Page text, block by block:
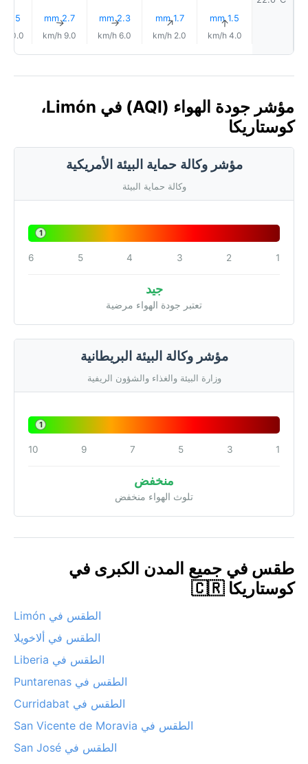
1.5 mm
↑
4.0 km/h
1.7 mm
↑
2.0 km/h
2.3 mm
↑
6.0 km/h
2.7 mm
↑
9.0 km/h
2.5 mm
10.0 km/h
مؤشر جودة الهواء (AQI) في Limón،
كوستاريكا
مؤشر وكالة حماية البيئة الأمريكية
وكالة حماية البيئة
1
1
2
3
4
5
6
جيد
تعتبر جودة الهواء مرضية
مؤشر وكالة البيئة البريطانية
وزارة البيئة والغذاء والشؤون الريفية
1
1
3
5
7
9
10
منخفض
تلوث الهواء منخفض
طقس في جميع المدن الكبرى في
كوستاريكا 🇨🇷
الطقس في Limón
الطقس في ألاخويلا
الطقس في Liberia
الطقس في Puntarenas
الطقس في Curridabat
الطقس في San Vicente de Moravia
الطقس في San José